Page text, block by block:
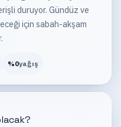
duruyor. Gündüz ve
için sabah-akşam
%0yağış